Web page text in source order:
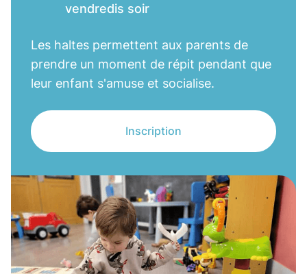
vendredis soir
Les haltes permettent aux parents de
prendre un moment de répit pendant que
leur enfant s'amuse et socialise.
Inscription